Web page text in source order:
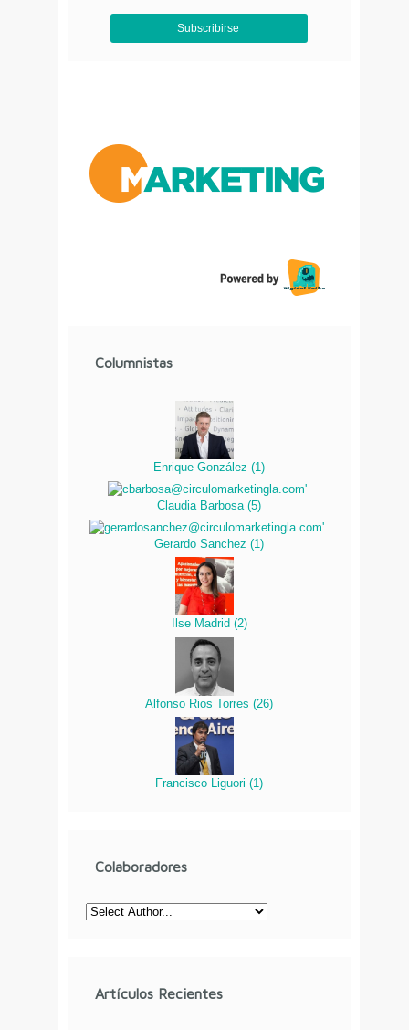
Columnistas
Enrique González (1)
Claudia Barbosa (5)
Gerardo Sanchez (1)
Ilse Madrid (2)
Alfonso Rios Torres (26)
Francisco Liguori (1)
Colaboradores
Artículos Recientes
Aviso de Privacidad